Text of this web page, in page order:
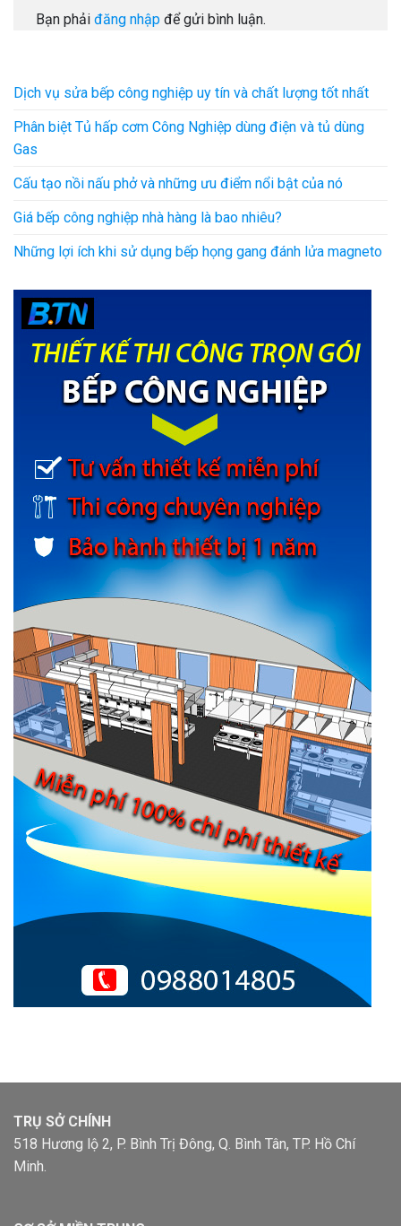
Bạn phải đăng nhập để gửi bình luận.
Dịch vụ sửa bếp công nghiệp uy tín và chất lượng tốt nhất
Phân biệt Tủ hấp cơm Công Nghiệp dùng điện và tủ dùng
Gas
Cấu tạo nồi nấu phở và những ưu điểm nổi bật của nó
Giá bếp công nghiệp nhà hàng là bao nhiêu?
Những lợi ích khi sử dụng bếp họng gang đánh lửa magneto
TRỤ SỞ CHÍNH
518 Hương lộ 2, P. Bình Trị Đông, Q. Bình Tân, TP. Hồ Chí
Minh.